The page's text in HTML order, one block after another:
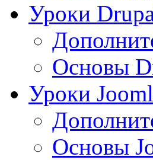
Уроки
Основы
Уроки
Основы